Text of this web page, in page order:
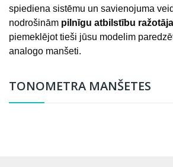
TONOMETRA MANŠETES
spiediena sistēmu un savienojuma
nodrošinām pilnīgu atbilstību
piemeklējot tieši jūsu modelim
analogo manšeti.